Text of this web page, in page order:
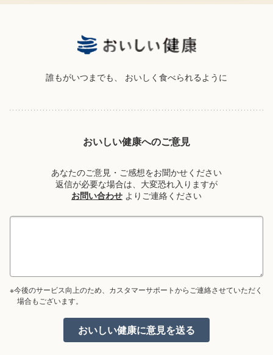
誰もがいつまでも、 おいしく食べられるように
おいしい健康へのご意見
あなたのご意見・ご感想をお聞かせください
返信が必要な場合は、大変恐れ入りますが
お問い合わせ よりご連絡ください
※今後のサービス向上のため、カスタマーサポートからご連絡させていただく
場合もございます。